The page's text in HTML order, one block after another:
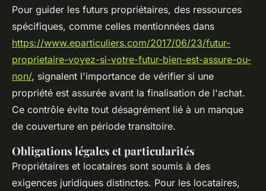
Pour guider les futurs propriétaires, des ressources
spécifiques, comme celles mentionnées dans
https://www.eparticuliers.com/2017/06/23/futur-
proprietaire-voyez-si-votre-futur-bien-est-assure-ou-
non/, signalent l'importance de vérifier si une
propriété est assurée avant la finalisation de l'achat.
Ce contrôle évite tout désagrément lié à un manque
de couverture en période transitoire.
Obligations légales et particularités
Propriétaires et locataires sont soumis à des
exigences juridiques distinctes. Pour les locataires,